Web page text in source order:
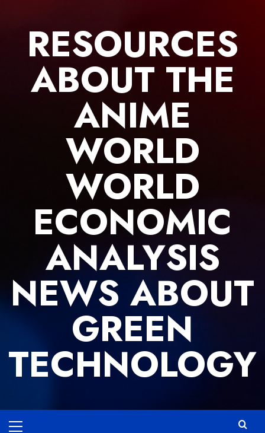
RESOURCES
ABOUT THE
ANIME
WORLD
WORLD
ECONOMIC
ANALYSIS
NEWS ABOUT
GREEN
TECHNOLOGY